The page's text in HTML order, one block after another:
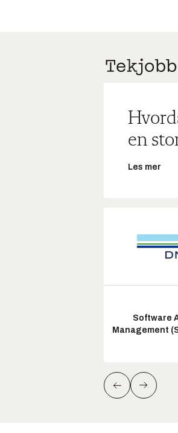
en
Les mer
Software
Management